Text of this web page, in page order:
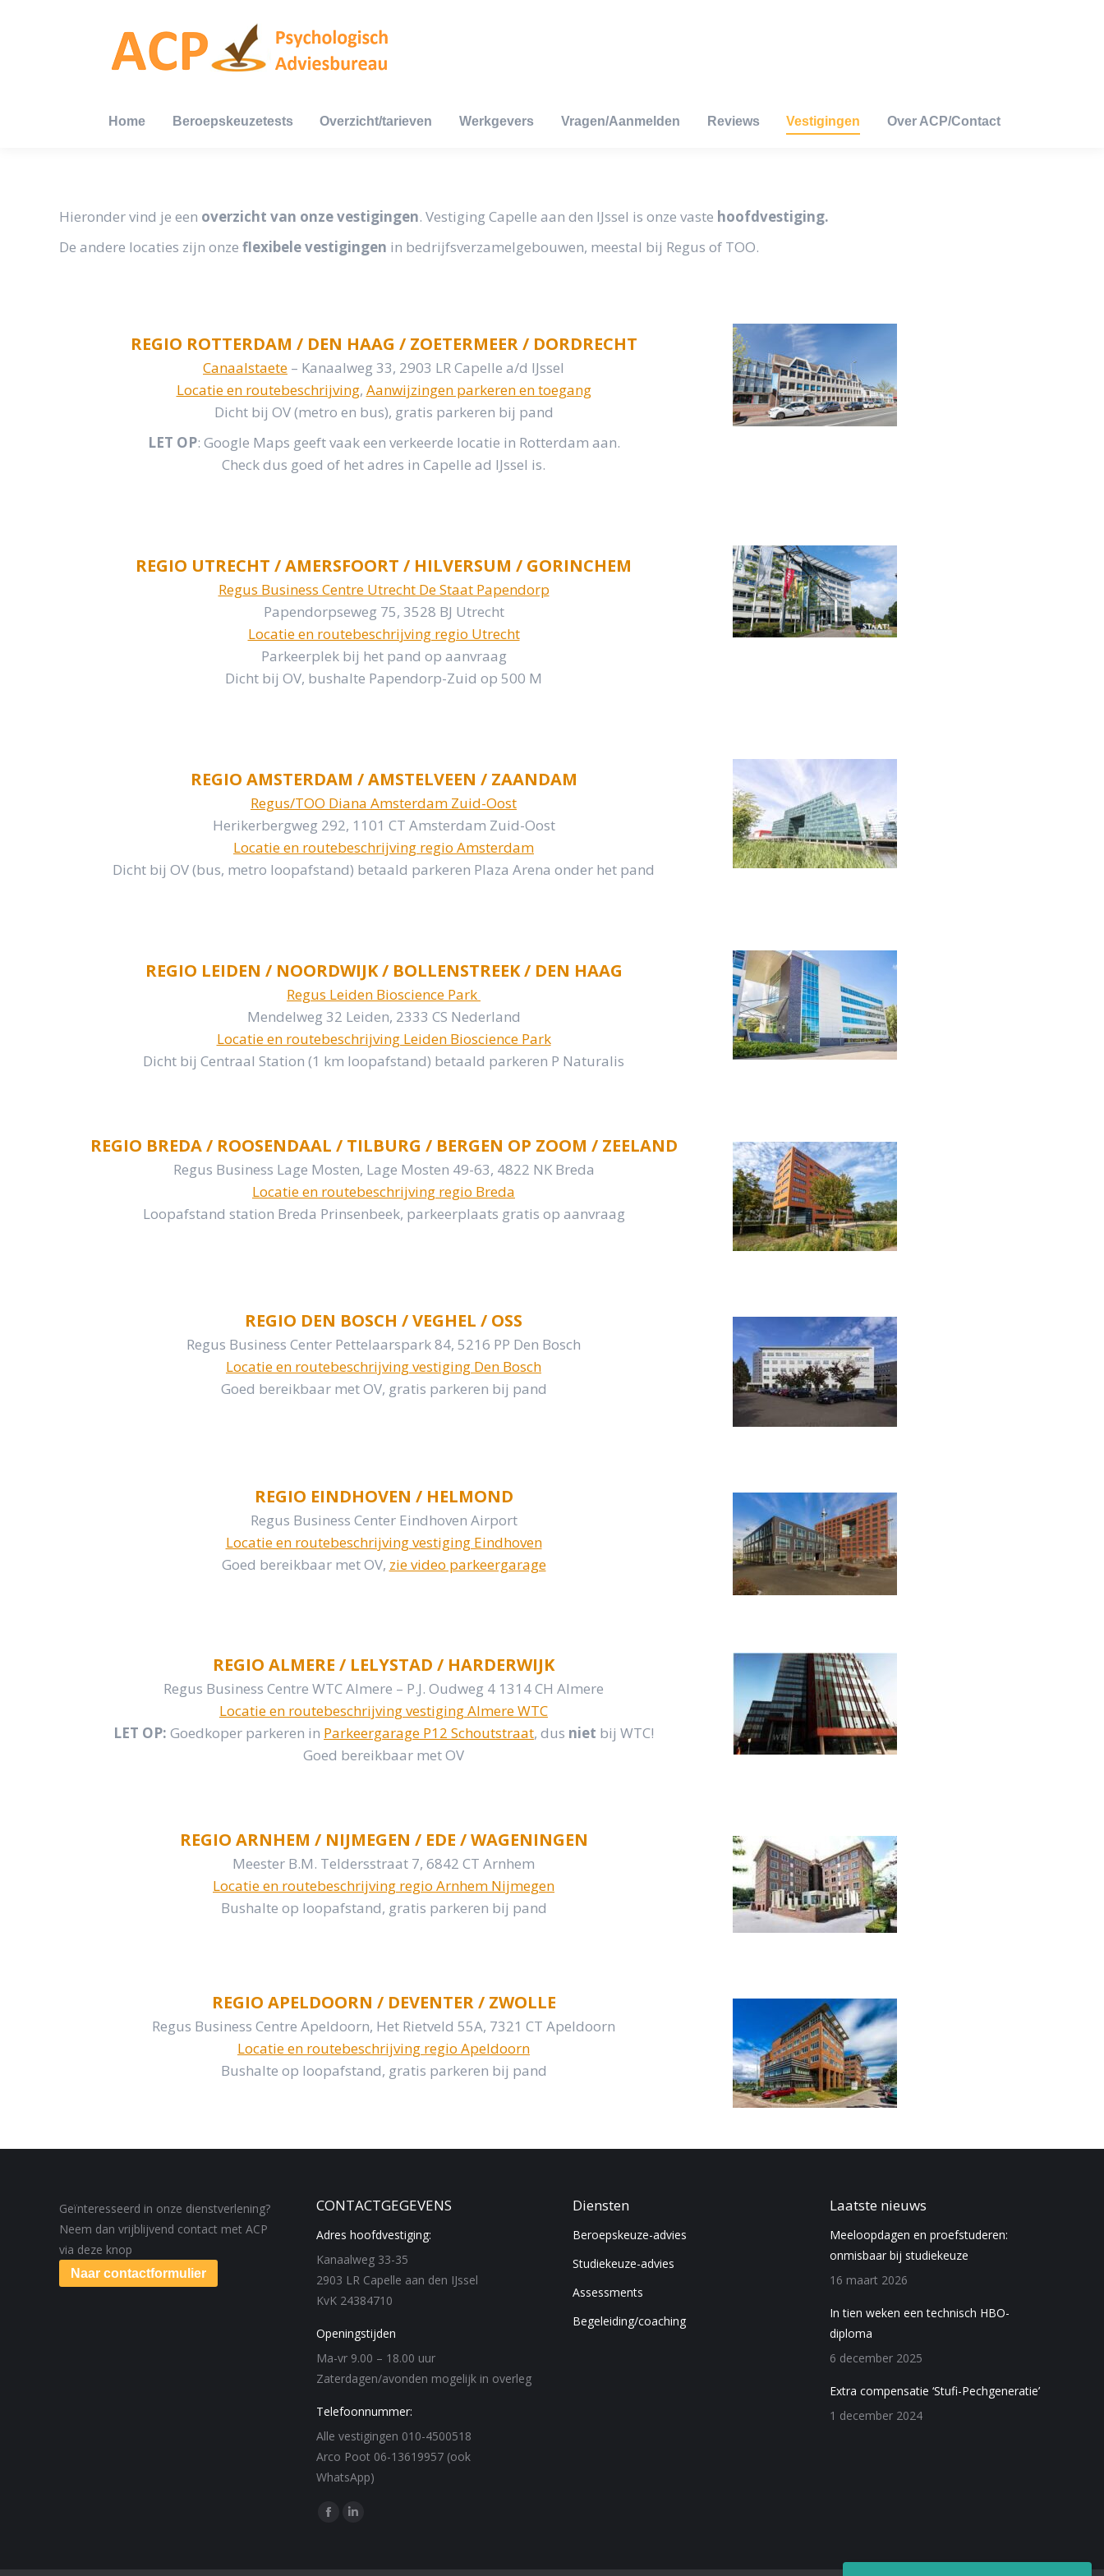
Home Beroepskeuzetests Overzicht/tarieven Werkgevers Vragen/Aanmelden Reviews Vestigingen Over ACP/Contact
Hieronder vind je een overzicht van onze vestigingen. Vestiging Capelle aan den IJssel is onze vaste hoofdvestiging.
De andere locaties zijn onze flexibele vestigingen in bedrijfsverzamelgebouwen, meestal bij Regus of TOO.
REGIO ROTTERDAM / DEN HAAG / ZOETERMEER / DORDRECHT
Canaalstaete – Kanaalweg 33, 2903 LR Capelle a/d IJssel
Locatie en routebeschrijving, Aanwijzingen parkeren en toegang
Dicht bij OV (metro en bus), gratis parkeren bij pand
LET OP: Google Maps geeft vaak een verkeerde locatie in Rotterdam aan.
Check dus goed of het adres in Capelle ad IJssel is.
REGIO UTRECHT / AMERSFOORT / HILVERSUM / GORINCHEM
Regus Business Centre Utrecht De Staat Papendorp
Papendorpseweg 75, 3528 BJ Utrecht
Locatie en routebeschrijving regio Utrecht
Parkeerplek bij het pand op aanvraag
Dicht bij OV, bushalte Papendorp-Zuid op 500 M
REGIO AMSTERDAM / AMSTELVEEN / ZAANDAM
Regus/TOO Diana Amsterdam Zuid-Oost
Herikerbergweg 292, 1101 CT Amsterdam Zuid-Oost
Locatie en routebeschrijving regio Amsterdam
Dicht bij OV (bus, metro loopafstand) betaald parkeren Plaza Arena onder het pand
REGIO LEIDEN / NOORDWIJK / BOLLENSTREEK / DEN HAAG
Regus Leiden Bioscience Park
Mendelweg 32 Leiden, 2333 CS Nederland
Locatie en routebeschrijving Leiden Bioscience Park
Dicht bij Centraal Station (1 km loopafstand) betaald parkeren P Naturalis
REGIO BREDA / ROOSENDAAL / TILBURG / BERGEN OP ZOOM / ZEELAND
Regus Business Lage Mosten, Lage Mosten 49-63, 4822 NK Breda
Locatie en routebeschrijving regio Breda
Loopafstand station Breda Prinsenbeek, parkeerplaats gratis op aanvraag
REGIO DEN BOSCH / VEGHEL / OSS
Regus Business Center Pettelaarspark 84, 5216 PP Den Bosch
Locatie en routebeschrijving vestiging Den Bosch
Goed bereikbaar met OV, gratis parkeren bij pand
REGIO EINDHOVEN / HELMOND
Regus Business Center Eindhoven Airport
Locatie en routebeschrijving vestiging Eindhoven
Goed bereikbaar met OV, zie video parkeergarage
REGIO ALMERE / LELYSTAD / HARDERWIJK
Regus Business Centre WTC Almere – P.J. Oudweg 4 1314 CH Almere
Locatie en routebeschrijving vestiging Almere WTC
LET OP: Goedkoper parkeren in Parkeergarage P12 Schoutstraat, dus niet bij WTC!
Goed bereikbaar met OV
REGIO ARNHEM / NIJMEGEN / EDE / WAGENINGEN
Meester B.M. Teldersstraat 7, 6842 CT Arnhem
Locatie en routebeschrijving regio Arnhem Nijmegen
Bushalte op loopafstand, gratis parkeren bij pand
REGIO APELDOORN / DEVENTER / ZWOLLE
Regus Business Centre Apeldoorn, Het Rietveld 55A, 7321 CT Apeldoorn
Locatie en routebeschrijving regio Apeldoorn
Bushalte op loopafstand, gratis parkeren bij pand
Geïnteresseerd in onze dienstverlening?
Neem dan vrijblijvend contact met ACP
via deze knop
Naar contactformulier
CONTACTGEGEVENS
Adres hoofdvestiging:
Kanaalweg 33-35
2903 LR Capelle aan den IJssel
KvK 24384710
Openingstijden
Ma-vr 9.00 – 18.00 uur
Zaterdagen/avonden mogelijk in overleg
Telefoonnummer:
Alle vestigingen 010-4500518
Arco Poot 06-13619957 (ook
WhatsApp)
Find us on:
Facebook
Diensten
Beroepskeuze-advies
Studiekeuze-advies
Assessments
Begeleiding/coaching
Laatste nieuws
Meeloopdagen en proefstuderen:
onmisbaar bij studiekeuze
16 maart 2026
In tien weken een technisch HBO-
diploma
6 december 2025
Extra compensatie ‘Stufi-Pechgeneratie’
1 december 2024
Beroepskeuzetests